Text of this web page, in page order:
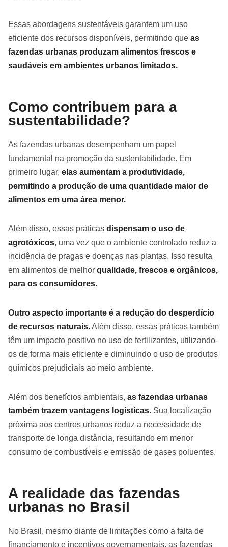
Essas abordagens sustentáveis garantem um uso
eficiente dos recursos disponíveis, permitindo que as
fazendas urbanas produzam alimentos frescos e
saudáveis em ambientes urbanos limitados.
Como contribuem para a
sustentabilidade?
As fazendas urbanas desempenham um papel
fundamental na promoção da sustentabilidade. Em
primeiro lugar, elas aumentam a produtividade,
permitindo a produção de uma quantidade maior de
alimentos em uma área menor.
Além disso, essas práticas dispensam o uso de
agrotóxicos, uma vez que o ambiente controlado reduz a
incidência de pragas e doenças nas plantas. Isso resulta
em alimentos de melhor qualidade, frescos e orgânicos,
para os consumidores.
Outro aspecto importante é a redução do desperdício
de recursos naturais.Além disso, essas práticas também
têm um impacto positivo no uso de fertilizantes, utilizando-
os de forma mais eficiente e diminuindo o uso de produtos
químicos prejudiciais ao meio ambiente.
Além dos benefícios ambientais, as fazendas urbanas
também trazem vantagens logísticas. Sua localização
próxima aos centros urbanos reduz a necessidade de
transporte de longa distância, resultando em menor
consumo de combustíveis e emissão de gases poluentes.
A realidade das fazendas
urbanas no Brasil
No Brasil, mesmo diante de limitações como a falta de
financiamento e incentivos governamentais, as fazendas